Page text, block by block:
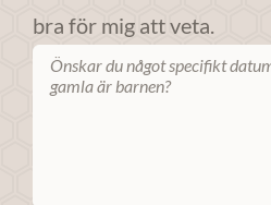
bra för mig att veta.
beteende när du
surfar ökar du
chansen att få se
personligt